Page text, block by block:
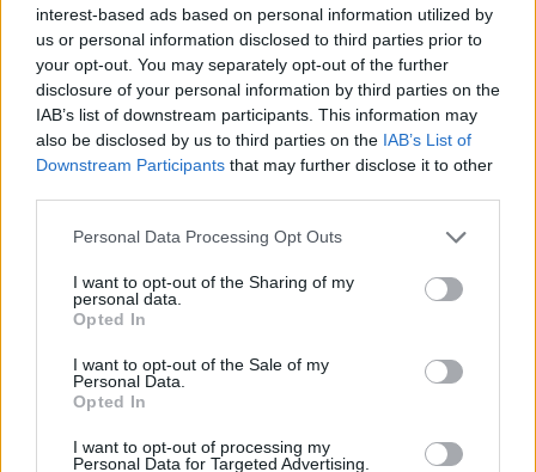
interest-based ads based on personal information utilized by
us or personal information disclosed to third parties prior to
your opt-out. You may separately opt-out of the further
disclosure of your personal information by third parties on the
IAB’s list of downstream participants. This information may
also be disclosed by us to third parties on the IAB’s List of
Downstream Participants that may further disclose it to other
Personal Data Processing Opt Outs
I want to opt-out of the Sharing of my
personal data.
Opted In
I want to opt-out of the Sale of my
Personal Data.
Opted In
I want to opt-out of processing my
Personal Data for Targeted Advertising.
cukraus kiekis. Be to, avokadas suteikia didelį
kiekį skaidulų ir kalio, kurie palaiko virškinimą
bei širdies sveikatą.
Avokadų vartojimas gali sumažinti
uždegimus, pagerinti cholesterolio lygį ir
užtikrinti ilgesnį sotumo jausmą po valgio,
pranešė leidinys.